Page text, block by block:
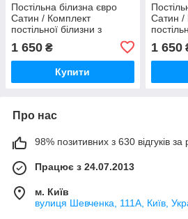
Постільна білизна євро
Сатин / Комплект
постільної білизни з
вишивкою Рожева з сірим
1 650 ₴
Купити
Сатин /
1 650
Про нас
98% позитивних з 630 відгуків за
Працює з 24.07.2013
м. Київ
вулиця Шевченка, 111A, Київ,